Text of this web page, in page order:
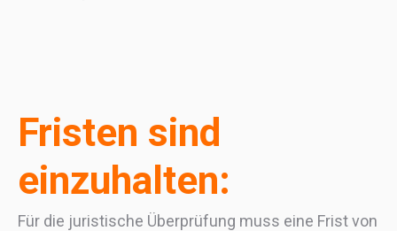
Fristen sind
einzuhalten:
Für die juristische Überprüfung muss eine Frist von